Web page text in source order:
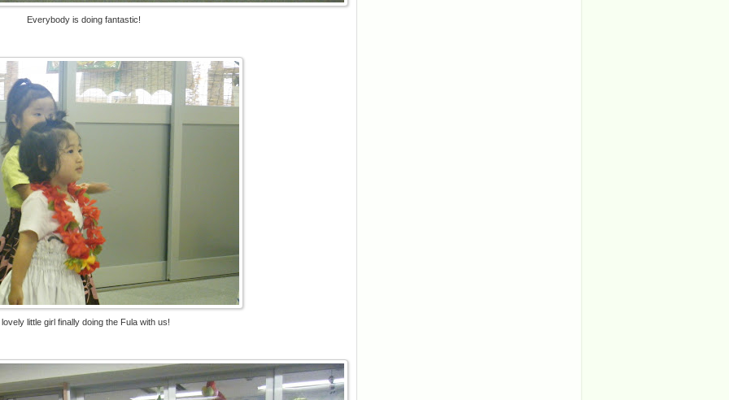
Everybody is doing fantastic!
little girl finally doing the Fula with us!